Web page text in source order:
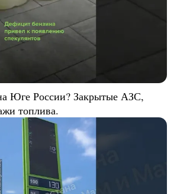
Юге России? Закрытые АЗС,
топлива.